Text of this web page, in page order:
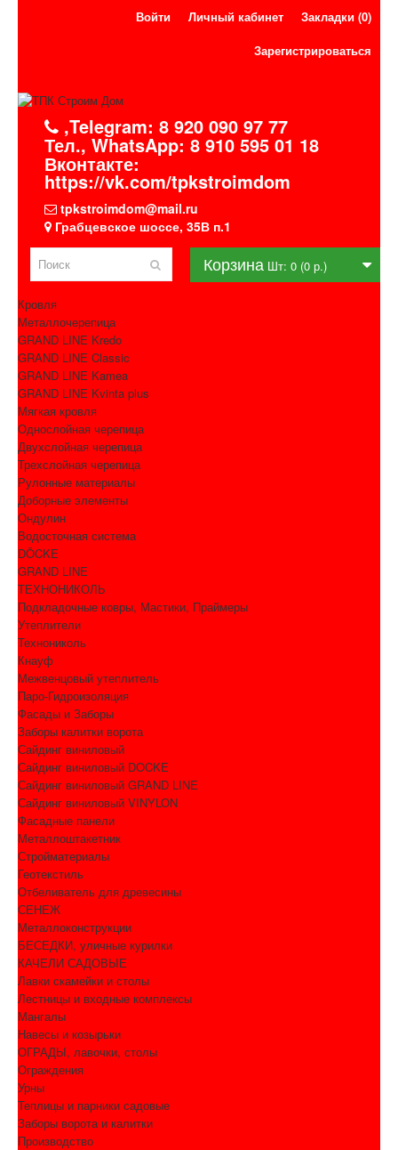
Закладки (0)
Личный кабинет
Войти
Зарегистрироваться
,Telegram: 8 920 090 97 77
Тел., WhatsApp: 8 910 595 01 18
Вконтакте:
https://vk.com/tpkstroimdom
tpkstroimdom@mail.ru
Грабцевское шоссе, 35В п.1
Корзина Шт: 0 (0 р.)
Кровля
Металлочерепица
GRAND LINE Kredo
GRAND LINE Classic
GRAND LINE Kamea
GRAND LINE Kvinta plus
Мягкая кровля
Однослойная черепица
Двухслойная черепица
Трехслойная черепица
Рулонные материалы
Доборные элементы
Ондулин
Водосточная система
DÖCKE
GRAND LINE
ТЕХНОНИКОЛЬ
Подкладочные ковры, Мастики, Праймеры
Утеплители
Технониколь
Кнауф
Межвенцовый утеплитель
Паро-Гидроизоляция
Фасады и Заборы
Заборы калитки ворота
Сайдинг виниловый
Сайдинг виниловый DOCKE
Сайдинг виниловый GRAND LINE
Сайдинг виниловый VINYLON
Фасадные панели
Металлоштакетник
Стройматериалы
Геотекстиль
Отбеливатель для древесины
СЕНЕЖ
Металлоконструкции
БЕСЕДКИ, уличные курилки
КАЧЕЛИ САДОВЫЕ
Лавки скамейки и столы
Лестницы и входные комплексы
Мангалы
Навесы и козырьки
ОГРАДЫ, лавочки, столы
Ограждения
Урны
Теплицы и парники садовые
Заборы ворота и калитки
Производство